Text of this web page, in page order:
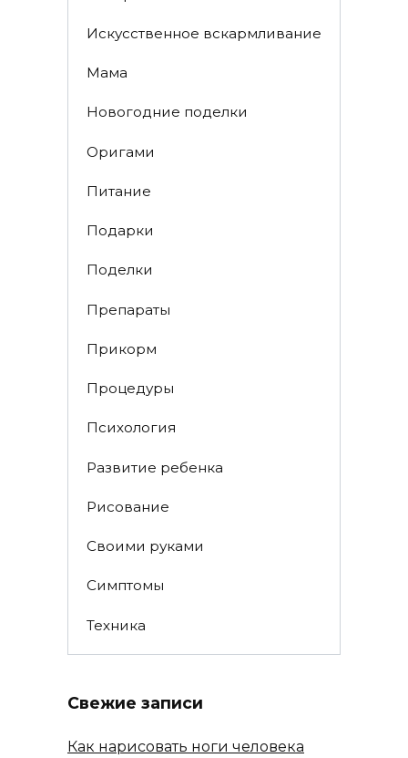
Искусственное вскармливание
Мама
Новогодние поделки
Оригами
Питание
Подарки
Поделки
Препараты
Прикорм
Процедуры
Психология
Развитие ребенка
Рисование
Своими руками
Симптомы
Техника
Свежие записи
Как нарисовать ноги человека